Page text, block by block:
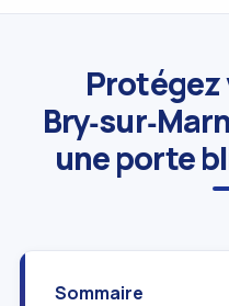
Protégez
une porte
Sommaire